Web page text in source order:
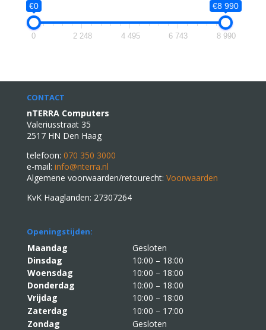
€0 €8 990
0 2 248 4 495 6 743 8 990
CONTACT
nTERRA Computers
Valeriusstraat 35
2517 HN Den Haag
telefoon: 070 350 3000
e-mail: info@nterra.nl
Algemene voorwaarden/retourecht: Voorwaarden
KvK Haaglanden: 27307264
Openingstijden:
Maandag
Gesloten
Dinsdag
10:00 – 18:00
Woensdag
10:00 – 18:00
Donderdag
10:00 – 18:00
Vrijdag
10:00 – 18:00
Zaterdag
10:00 – 17:00
Zondag
Gesloten